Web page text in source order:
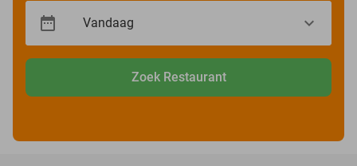
Zoek Restaurant